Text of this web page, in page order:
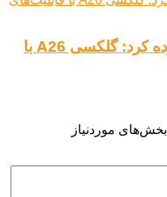
غول تکنولوژی باز هم شگفت‌زده کرد: گلکسی A26 با
بخش‌های موردنیاز